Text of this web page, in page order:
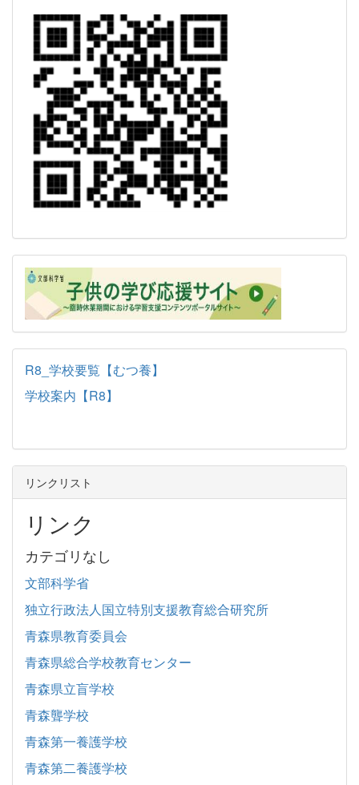
R8_学校要覧【むつ養】
学校案内【R8】
リンクリスト
リンク
カテゴリなし
文部科学省
独立行政法人国立特別支援教育総合研究所
青森県教育委員会
青森県総合学校教育センター
青森県立盲学校
青森聾学校
青森第一養護学校
青森第二養護学校